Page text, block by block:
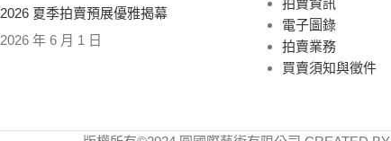
2026 夏季拍賣預展優雅揭幕
2026 年 6 月 1 日
電子圖錄
拍賣業務
買賣須知與徵件